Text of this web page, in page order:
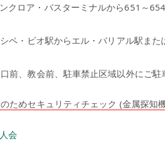
クロア・バスターミナルから651～
ペ・ピオ駅からエル・バリアル駅ま
前、教会前、駐車禁止区域以外にご駐
ためセキュリティチェック (金属探知
会